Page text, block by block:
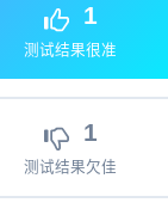
1
测试结果很准
1
测试结果欠佳